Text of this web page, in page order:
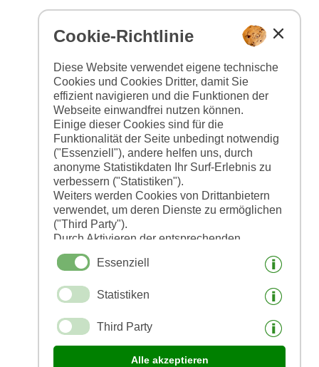
Cookie-Richtlinie
Diese Website verwendet eigene technische
Cookies und Cookies Dritter, damit Sie
effizient navigieren und die Funktionen der
Webseite einwandfrei nutzen können.
Einige dieser Cookies sind für die
Funktionalität der Seite unbedingt notwendig
("Essenziell"), andere helfen uns, durch
anonyme Statistikdaten Ihr Surf-Erlebnis zu
verbessern ("Statistiken").
Weiters werden Cookies von Drittanbietern
verwendet, um deren Dienste zu ermöglichen
("Third Party").
Durch Aktivieren der entsprechenden
Schaltflächen entscheiden Sie selbst, welche
Cookies zum Einsatz kommen.
"Auswahl speichern" oder "Auswahl
der ausgewählten Cookies erlauben.
Ihre Einwilligung können Sie jederzeit
widerrufen.
Essenziell
Statistiken
Third Party
Alle akzeptieren
E-Mail:info@innerpasthof.com
CIN: IT021095B52FHKMHRC